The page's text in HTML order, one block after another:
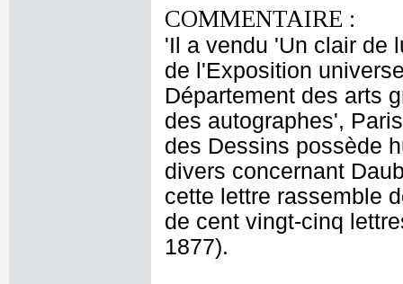
COMMENTAIRE :
'Il a vendu 'Un clair de
de l'Exposition
Département des arts
des autographes',
des Dessins possède
divers concernant
cette lettre rassemble
de cent vingt-cinq
1877).